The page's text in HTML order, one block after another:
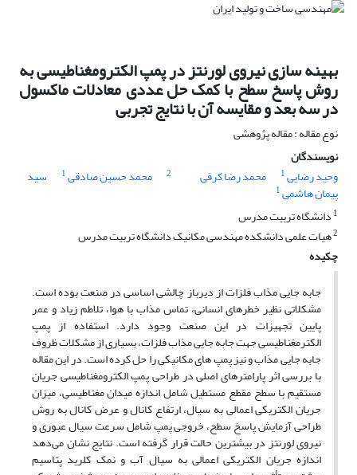
بهینه سازی نیروی لورنتز در پمپ الکترومغناطیسی به
روش پاسخ سطح با کمک حل عددی معادلات ماکسول
در سه بعد و مقایسه آن با نتایج تجربی
نوع مقاله : مقاله پژوهشی
نویسندگان
وحید رضایی1 محمد رضا کرفی 2 محمد حسین صادقی1 سید
پیمان هاشمی1
1 دانشگاه تربیت مدرس
2هیات علمی دانشکده مهندسی مکانیک دانشگاه تربیت مدرس
چکیده
جابه جایی مذاب فلزات از دیرباز چالشی اساسی در صنعت بوده است.
مشکلاتی نظیر خطرهای انسانی، تماس مذاب با هوا، تلاطم زیاد و عمر
پایین تجهیزات در این صنعت وجود دارد. استفاده از پمپ
الکترمغناطیسی جهت جابه جایی مذاب فلزات، بسیاری از مشکلات ظروف
جابه جایی مذاب و نیز پمپ های مکانیکی را حل کرده است. در این مقاله
با بررسی اثر پارامترهای اصلی در طراحی پمپ الکترومغناطیسی جریان
مستقیم با سطح مقطع مستطیل شامل اندازه میدان مغناطیسی، میزان
جریان الکتریکی اعمالی به سیال، ارتفاع کانال و عرض کانال به روش
طراحی آزمایش پاسخ سطح، خروجی پمپ شامل سرعت سیال عبوری و
نیروی لورنتز در بیشترین حالت قرار گرفته است. نتایج نشان می‌دهد
اندازه جریان الکتریکی اعمالی به سیال آب و نمک کلرید پتاسیم